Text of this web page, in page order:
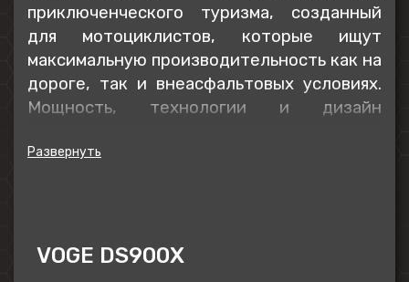
приключенческого туризма, созданный
для мотоциклистов, которые ищут
максимальную производительность как на
дороге, так и внеасфальтовых условиях.
Мощность, технологии и дизайн
предоставить вам непревзойденный
характеристики в любой ситуации.
VOGE DS900X